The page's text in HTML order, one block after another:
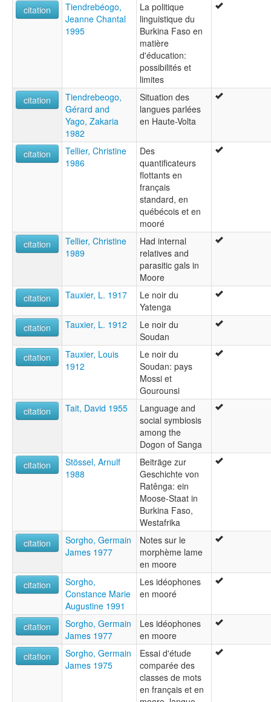
citation
Tiendrebéogo,
Jeanne Chantal
1995
La politique
linguistique du
Burkina Faso en
matière
d'éducation:
possibilités et
limites
citation
Tiendrebeogo,
Gérard and
Yago, Zakaria
1982
Situation des
langues parlées
en Haute-Volta
citation
Tellier, Christine
1986
Des
quantificateurs
flottants en
français
standard, en
québécois et en
mooré
citation
Tellier, Christine
1989
Had internal
relatives and
parasitic gals in
Moore
citation
Tauxier, L. 1917
Le noir du
Yatenga
citation
Tauxier, L. 1912
Le noir du
Soudan
citation
Tauxier, Louis
1912
Le noir du
Soudan: pays
Mossi et
Gourounsi
citation
Tait, David 1955
Language and
social symbiosis
among the
Dogon of Sanga
citation
Stössel, Arnulf
1988
Beiträge zur
Geschichte von
Ratênga: ein
Moose-Staat in
Burkina Faso,
Westafrika
citation
Sorgho, Germain
James 1977
Notes sur le
morphème lame
en moore
citation
Sorgho,
Constance Marie
Augustine 1991
Les idéophones
en mooré
citation
Sorgho, Germain
James 1977
Les idéophones
en moore
citation
Sorgho, Germain
James 1975
Essai d'étude
comparée des
classes de mots
en français et en